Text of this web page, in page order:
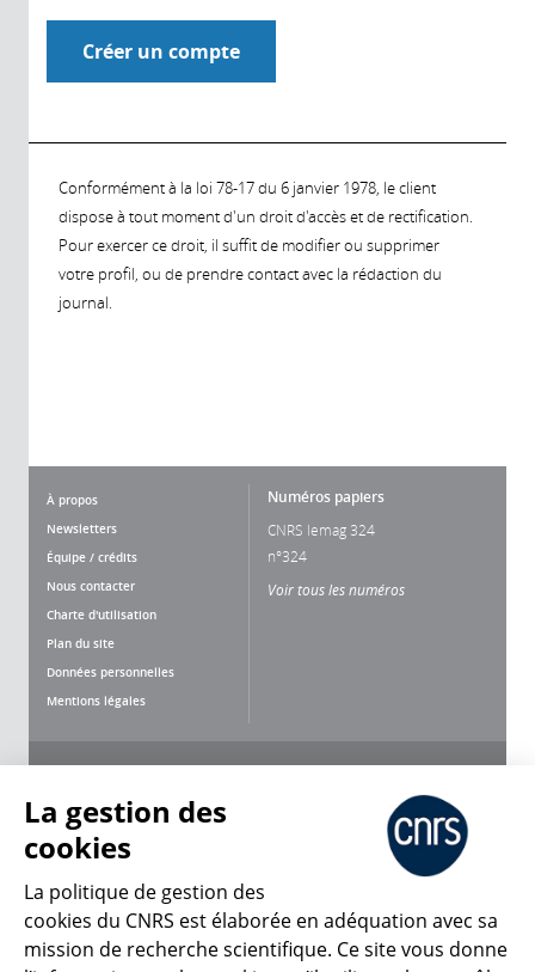
Conformément à la loi 78-17 du 6 janvier 1978, le client
dispose à tout moment d'un droit d'accès et de rectification.
Pour exercer ce droit, il suffit de modifier ou supprimer
votre profil, ou de prendre contact avec la rédaction du
journal.
À propos
Newsletters
Équipe / crédits
Nous contacter
Charte d'utilisation
Plan du site
Données personnelles
Mentions légales
Numéros papiers
CNRS lemag 324
n°324
Voir tous les numéros
CNRS Le Mag
La gestion des
cookies
La politique de gestion des
cookies du CNRS est élaborée en adéquation avec sa
mission de recherche scientifique. Ce site vous donne